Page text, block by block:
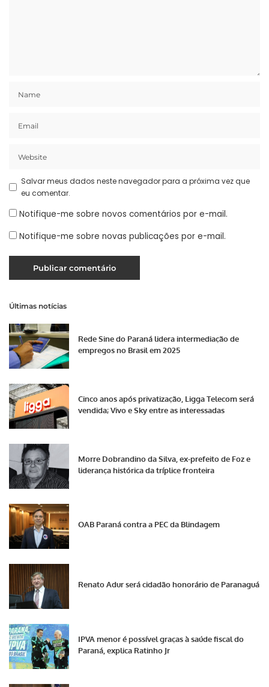
Salvar meus dados neste navegador para a próxima vez que
eu comentar.
Notifique-me sobre novos comentários por e-mail.
Notifique-me sobre novas publicações por e-mail.
Últimas notícias
Rede Sine do Paraná lidera intermediação de
empregos no Brasil em 2025
Cinco anos após privatização, Ligga Telecom será
vendida; Vivo e Sky entre as interessadas
Morre Dobrandino da Silva, ex-prefeito de Foz e
liderança histórica da tríplice fronteira
OAB Paraná contra a PEC da Blindagem
Renato Adur será cidadão honorário de Paranaguá
IPVA menor é possível graças à saúde fiscal do
Paraná, explica Ratinho Jr